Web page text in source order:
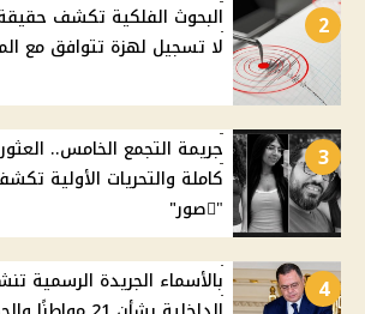
2
البحوث الفلكية تكشف
لا تسجيل لهزة تتوافق مع
3
جريمة التجمع الخامس..
كاملة والتحريات الأولية
"ًصور"
4
بالأسماء الجريدة الرسمية